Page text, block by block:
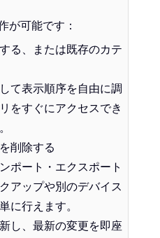
が可能です：
る、または既存のカテ
て表示順序を自由に調
をすぐにアクセスでき
削除する
ポート・エクスポート
アップや別のデバイス
に行えます。
し、最新の変更を即座